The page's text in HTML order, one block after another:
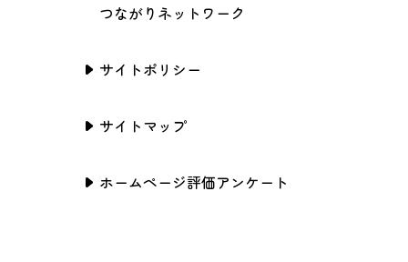
つながりネットワーク
サイトポリシー
サイトマップ
ホームページ評価アンケート